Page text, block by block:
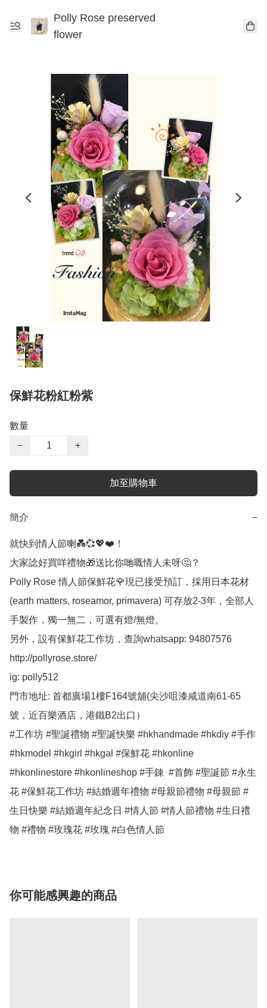
Polly Rose preserved
flower
保鮮花粉紅粉紫
數量
−
+
加至購物車
簡介 −
就快到情人節喇💑💞💖❤️！
大家諗好買咩禮物🎁送比你哋嘅情人未呀🤔？
Polly Rose 情人節保鮮花🌹現已接受預訂，採用日本花材
(earth matters, roseamor, primavera) 可存放2-3年，全部人
手製作，獨一無二，可選有燈/無燈。
另外，設有保鮮花工作坊，查詢whatsapp: 94807576
http://pollyrose.store/
ig: polly512
門市地址: 首都廣場1樓F164號舖(尖沙咀漆咸道南61-65
號，近百樂酒店，港鐵B2出口）
#工作坊 #聖誕禮物 #聖誕快樂 #hkhandmade #hkdiy #手作
#hkmodel #hkgirl #hkgal #保鮮花 #hkonline
#hkonlinestore #hkonlineshop #手錬  #首飾 #聖誕節 #永生
花 #保鮮花工作坊 #結婚週年禮物 #母親節禮物 #母親節 #
生日快樂 #結婚週年紀念日 #情人節 #情人節禮物 #生日禮
物 #禮物 #玫瑰花 #玫瑰 #白色情人節
你可能感興趣的商品